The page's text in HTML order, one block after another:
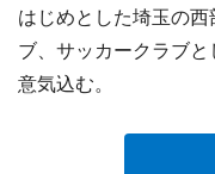
はじめとした埼玉の
ブ、サッカークラブ
意気込む。